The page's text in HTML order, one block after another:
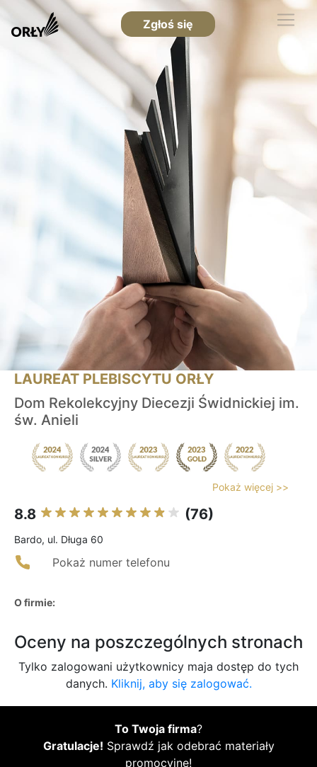
Zgłoś się
LAUREAT PLEBISCYTU ORŁY
Dom Rekolekcyjny Diecezji Świdnickiej im.
św. Anieli
Pokaż więcej >>
8.8 (76)
Bardo, ul. Długa 60
Pokaż numer telefonu
O firmie:
Oceny na poszczególnych stronach
Tylko zalogowani użytkownicy maja dostęp do tych
danych. Kliknij, aby się zalogować.
To Twoja firma?
Gratulacje! Sprawdź jak odebrać materiały
promocyjne!